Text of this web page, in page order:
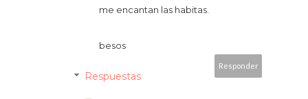
me encantan las habitas.
besos
Responder
Respuestas